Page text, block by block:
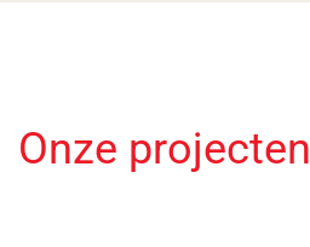
Onze projecten